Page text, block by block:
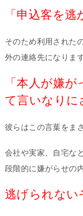
「申込客を
そのため利用された
外の連絡先になります
「本人が嫌
て言いなりに
彼らはこの言葉をま
会社や実家、自宅な
段階的に嫌がらせの
逃げられない